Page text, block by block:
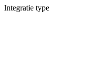
Integratie type